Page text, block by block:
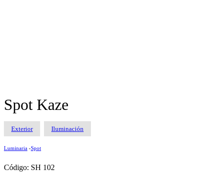
Spot Kaze
Exterior Iluminación
Luminaria -Spot
Código: SH 102